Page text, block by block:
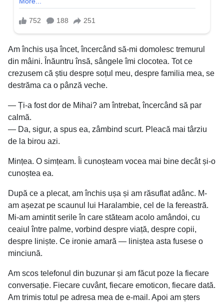
Am închis ușa încet, încercând să-mi domolesc tremurul
din mâini. Înăuntru însă, sângele îmi clocotea. Tot ce
crezusem că știu despre soțul meu, despre familia mea, se
destrăma ca o pânză veche.
— Ți-a fost dor de Mihai? am întrebat, încercând să par
calmă.
— Da, sigur, a spus ea, zâmbind scurt. Pleacă mai târziu
de la birou azi.
Mințea. O simțeam. Îi cunoșteam vocea mai bine decât și-o
cunoștea ea.
După ce a plecat, am închis ușa și am răsuflat adânc. M-
am așezat pe scaunul lui Haralambie, cel de la fereastră.
Mi-am amintit serile în care stăteam acolo amândoi, cu
ceaiul între palme, vorbind despre viață, despre copii,
despre liniște. Ce ironie amară — liniștea asta fusese o
minciună.
Am scos telefonul din buzunar și am făcut poze la fiecare
conversație. Fiecare cuvânt, fiecare emoticon, fiecare dată.
Am trimis totul pe adresa mea de e-mail. Apoi am șters